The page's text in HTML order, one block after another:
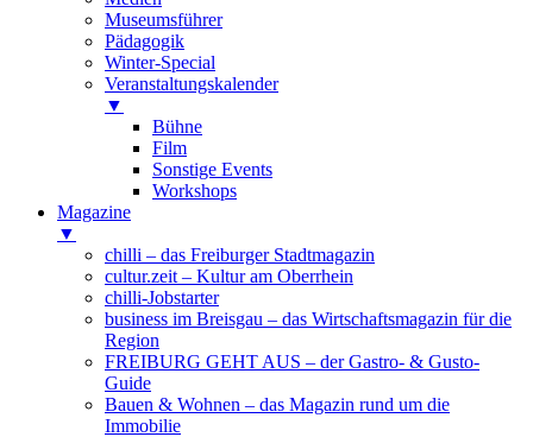
Museumsführer
Pädagogik
Winter-Special
Veranstaltungskalender
▼
Bühne
Film
Sonstige Events
Workshops
Magazine
▼
chilli – das Freiburger Stadtmagazin
cultur.zeit – Kultur am Oberrhein
chilli-Jobstarter
business im Breisgau – das Wirtschaftsmagazin für die
Region
FREIBURG GEHT AUS – der Gastro- & Gusto-
Guide
Bauen & Wohnen – das Magazin rund um die
Immobilie